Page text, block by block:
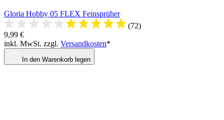
Gloria Hobby 05 FLEX Feinsprüher
(72)
9,99 €
inkl. MwSt. zzgl. Versandkosten*
In den Warenkorb legen